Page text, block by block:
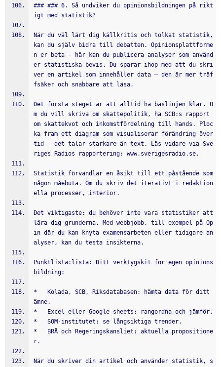
### ### 6. Så undviker du opinionsbildningen på rikt
igt med statistik?
När du väl lärt dig källkritis och tolkat statistik,
kan du själv bidra till debatten. Opinionsplattforme
n er beta - här kan du publicera analyser som använd
er statistiska bevis. Du sparar ihop med att du skri
ver en artikel som innehåller data – den är mer träf
fsäker och snabbare att läsa.
Det första steget är att alltid ha baslinjen klar. O
m du vill skriva om skattepolitik, ha SCB:s rapport
om skattekvot och inkomstfördelning till hands. Ploc
ka fram ett diagram som visualiserar förändring över
tid – det talar starkare än text. Läs vidare via Sve
riges Radios rapportering: www.sverigesradio.se.
Statistik förvandlar en åsikt till ett påstående som
någon måebuta. Om du skriv det iterativt i redaktion
ella processer, interior.
Det viktigaste: du behöver inte vara statistiker att
lära dig grunderna. Med webbjobb, till exempel på Op
in där du kan knyta examensarbeten eller tidigare an
alyser, kan du testa insikterna.
Punktlista:lista: Ditt verktygskit för egen opinions
bildning:
*   Kolada, SCB, Riksdatabasen: hämta data för ditt
ämne.
*   Excel eller Google sheets: rangordna och jämför.
*   SOM-institutet: se långsiktiga trender.
*   BRÅ och Regeringskansliet: aktuella propositione
r.
När du skriver din artikel och använder statistik, s